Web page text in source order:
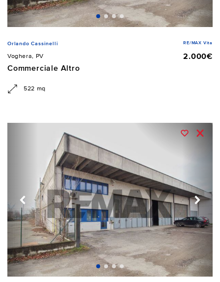
Orlando Cassinelli RE/MAX Vita
Voghera, PV
2.000€
Commerciale Altro
522 mq